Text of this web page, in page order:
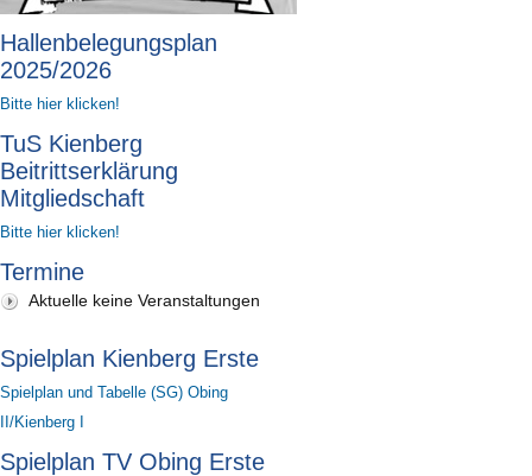
Hallenbelegungsplan
2025/2026
Bitte hier klicken!
TuS Kienberg
Beitrittserklärung
Mitgliedschaft
Bitte hier klicken!
Termine
Aktuelle keine Veranstaltungen
Spielplan Kienberg Erste
Spielplan und Tabelle (SG) Obing
II/Kienberg I
Spielplan TV Obing Erste